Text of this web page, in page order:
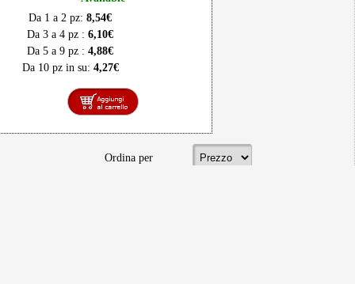
Da 1 a 2 pz:8,54€
Da 3 a 4 pz :6,10€
Da 5 a 9 pz :4,88€
Da 10 pz in su: 4,27€
Ordina per